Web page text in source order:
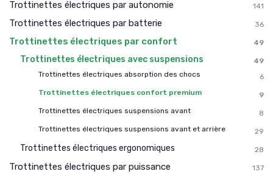
Trottinettes électriques par autonomie 141
Trottinettes électriques par batterie 36
Trottinettes électriques par confort 49
Trottinettes électriques avec suspensions
49
Trottinettes électriques absorption des chocs
6
Trottinettes électriques confort premium
9
Trottinettes électriques suspensions avant
8
Trottinettes électriques suspensions avant et arrière
29
Trottinettes électriques ergonomiques 28
Trottinettes électriques par puissance 137